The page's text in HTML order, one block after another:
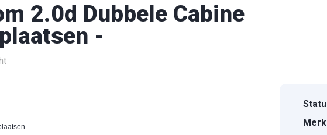
2.0d Dubbele Cabine
-
-